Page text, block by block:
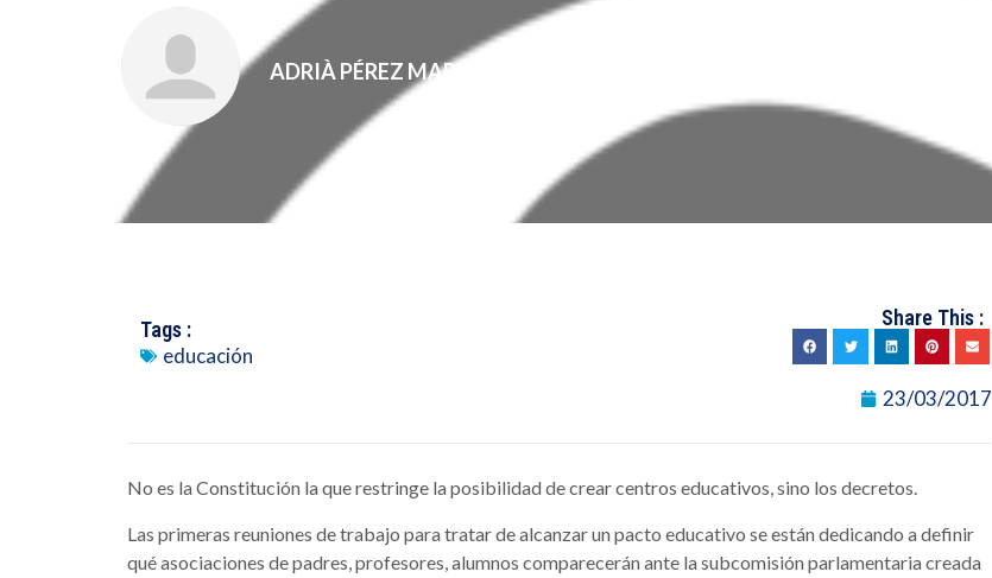
ADRIÀ PÉREZ MARTÍ
Tags :
educación
Share This :
23/03/2017
No es la Constitución la que restringe la posibilidad de crear centros educativos, sino los decretos.
Las primeras reuniones de trabajo para tratar de alcanzar un pacto educativo se están dedicando a definir
qué asociaciones de padres, profesores, alumnos comparecerán ante la subcomisión parlamentaria creada